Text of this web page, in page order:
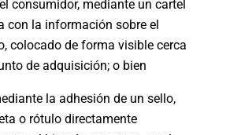
consumidor, mediante un cartel
con la información sobre el
colocado de forma visible cerca
de adquisición; o bien
la adhesión de un sello,
o rótulo directamente